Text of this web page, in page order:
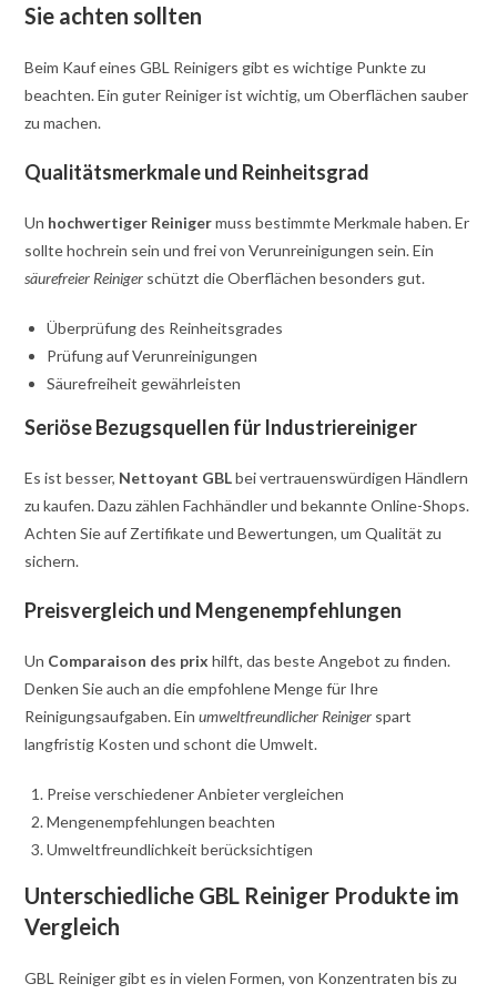
Sie achten sollten
Beim Kauf eines GBL Reinigers gibt es wichtige Punkte zu
beachten. Ein guter Reiniger ist wichtig, um Oberflächen sauber
zu machen.
Qualitätsmerkmale und Reinheitsgrad
Un hochwertiger Reinigermuss bestimmte Merkmale haben. Er
sollte hochrein sein und frei von Verunreinigungen sein. Ein
säurefreier Reiniger schützt die Oberflächen besonders gut.
Überprüfung des Reinheitsgrades
Prüfung auf Verunreinigungen
Säurefreiheit gewährleisten
Seriöse Bezugsquellen für Industriereiniger
Es ist besser, Nettoyant GBLbei vertrauenswürdigen Händlern
zu kaufen. Dazu zählen Fachhändler und bekannte Online-Shops.
Achten Sie auf Zertifikate und Bewertungen, um Qualität zu
sichern.
Preisvergleich und Mengenempfehlungen
Un Comparaison des prix hilft, das beste Angebot zu finden.
Denken Sie auch an die empfohlene Menge für Ihre
Reinigungsaufgaben. Einumweltfreundlicher Reiniger spart
langfristig Kosten und schont die Umwelt.
Preise verschiedener Anbieter vergleichen
Mengenempfehlungen beachten
Umweltfreundlichkeit berücksichtigen
Unterschiedliche GBL Reiniger Produkte im
Vergleich
GBL Reiniger gibt es in vielen Formen, von Konzentraten bis zu